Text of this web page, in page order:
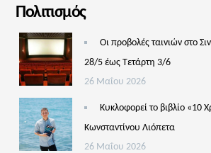
Πολιτισμός
Οι προβολές ταινιών στο
28/5 έως Τετάρτη 3/6
26 Μαΐου 2026
Κυκλοφορεί το βιβλίο «10
Κωνσταντίνου Λιόπετα
26 Μαΐου 2026